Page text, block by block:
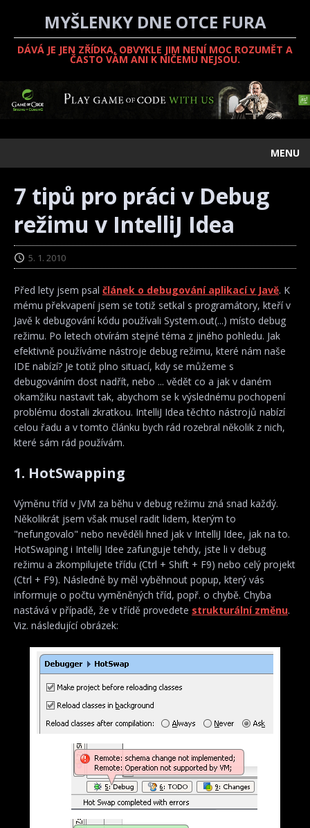
MYŠLENKY DNE OTCE FURA
DÁVÁ JE JEN ZŘÍDKA, OBVYKLE JIM NENÍ MOC ROZUMĚT A
ČASTO VÁM ANI K NIČEMU NEJSOU.
MENU
7 tipů pro práci v Debug
režimu v IntelliJ Idea
5. 1. 2010
Před lety jsem psal článek o debugování aplikací v Javě. K
mému překvapení jsem se totiž setkal s programátory, kteří v
Javě k debugování kódu používali System.out(...) místo debug
režimu. Po letech otvírám stejné téma z jiného pohledu. Jak
efektivně používáme nástroje debug režimu, které nám naše
IDE nabízí? Je totiž plno situací, kdy se můžeme s
debugováním dost nadřít, nebo ... vědět co a jak v daném
okamžiku nastavit tak, abychom se k výslednému pochopení
problému dostali zkratkou. IntelliJ Idea těchto nástrojů nabízí
celou řadu a v tomto článku bych rád rozebral několik z nich,
které sám rád používám.
1. HotSwapping
Výměnu tříd v JVM za běhu v debug režimu zná snad každý.
Několikrát jsem však musel radit lidem, kterým to
"nefungovalo" nebo nevěděli hned jak v IntelliJ Idee, jak na to.
HotSwaping i IntelliJ Idee zafunguje tehdy, jste li v debug
režimu a zkompilujete třídu (Ctrl + Shift + F9) nebo celý projekt
(Ctrl + F9). Následně by měl vyběhnout popup, který vás
informuje o počtu vyměněných tříd, popř. o chybě. Chyba
nastává v případě, že v třídě provedete strukturální změnu.
Viz. následující obrázek: